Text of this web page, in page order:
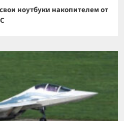
ноутбуки накопителем от